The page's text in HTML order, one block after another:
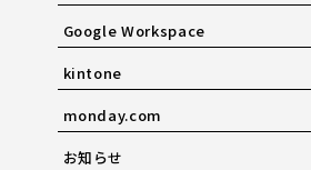
Google Workspace
kintone
monday.com
お知らせ